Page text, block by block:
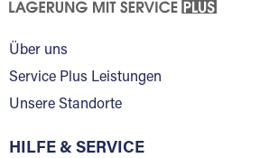
Über uns
Service Plus Leistungen
Unsere Standorte
HILFE & SERVICE